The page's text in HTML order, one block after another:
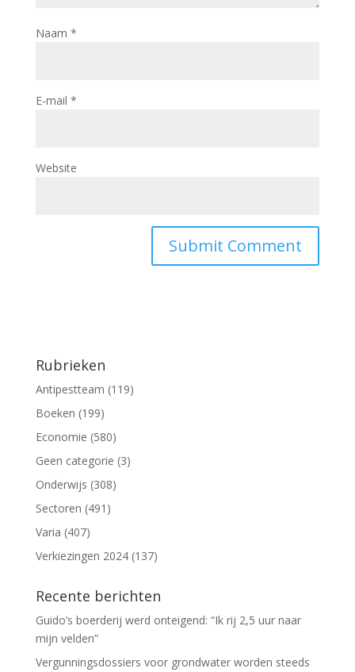
Naam *
E-mail *
Website
Rubrieken
Antipestteam (119)
Boeken (199)
Economie (580)
Geen categorie (3)
Onderwijs (308)
Sectoren (491)
Varia (407)
Verkiezingen 2024(137)
Recente berichten
Guido’s boerderij werd onteigend: “Ik rij 2,5 uur naar
mijn velden”
Vergunningsdossiers voor grondwater worden steeds